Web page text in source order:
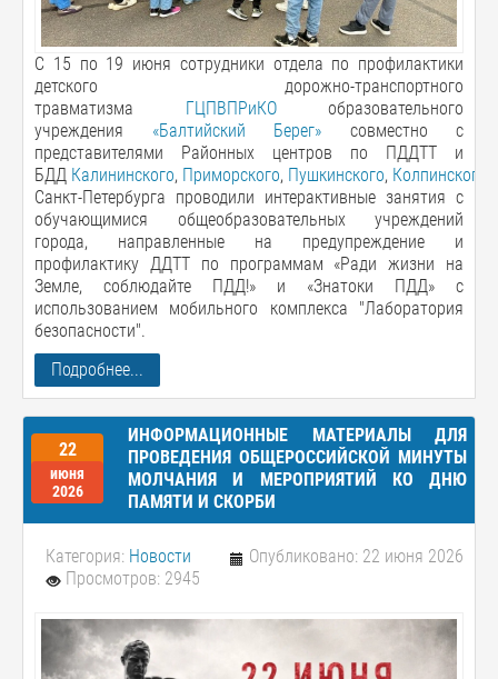
С 15 по 19 июня сотрудники отдела по профилактики
детского дорожно-транспортного
травматизма
ГЦПВПРиКОобразовательного
учреждения «Балтийский Берег» совместно с
представителями Районных центров по ПДДТТ и
БДД Калининского, Приморского, Пушкинского, Колпинского
Санкт-Петербурга проводили интерактивные занятия с
обучающимися общеобразовательных учреждений
города, направленные на предупреждение и
профилактику ДДТТ по программам «Ради жизни на
Земле, соблюдайте ПДД!» и «Знатоки ПДД» с
использованием мобильного комплекса "Лаборатория
безопасности".
Подробнее...
22
июня
2026
ИНФОРМАЦИОННЫЕ МАТЕРИАЛЫ ДЛЯ
ПРОВЕДЕНИЯ ОБЩЕРОССИЙСКОЙ МИНУТЫ
МОЛЧАНИЯ И МЕРОПРИЯТИЙ КО ДНЮ
ПАМЯТИ И СКОРБИ
Категория: Новости
Опубликовано: 22 июня 2026
Просмотров: 2945